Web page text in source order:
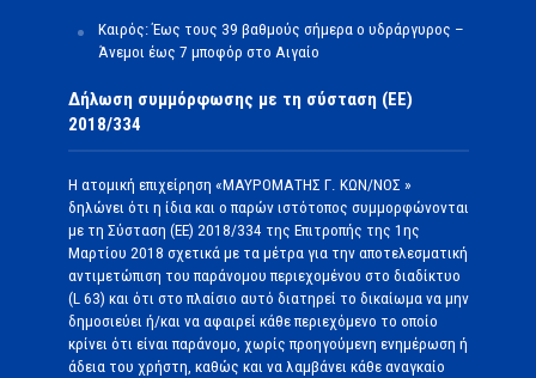
Καιρός: Έως τους 39 βαθμούς σήμερα ο υδράργυρος –
Άνεμοι έως 7 μποφόρ στο Αιγαίο
Δήλωση συμμόρφωσης με τη σύσταση (ΕΕ)
2018/334
Η ατομική επιχείρηση «ΜΑΥΡΟΜΑΤΗΣ Γ. ΚΩΝ/ΝΟΣ »
δηλώνει ότι η ίδια και ο παρών ιστότοπος συμμορφώνονται
με τη Σύσταση (ΕΕ) 2018/334 της Επιτροπής της 1ης
Μαρτίου 2018 σχετικά με τα μέτρα για την αποτελεσματική
αντιμετώπιση του παράνομου περιεχομένου στο διαδίκτυο
(L 63) και ότι στο πλαίσιο αυτό διατηρεί το δικαίωμα να μην
δημοσιεύει ή/και να αφαιρεί κάθε περιεχόμενο το οποίο
κρίνει ότι είναι παράνομο, χωρίς προηγούμενη ενημέρωση ή
άδεια του χρήστη, καθώς και να λαμβάνει κάθε αναγκαίο